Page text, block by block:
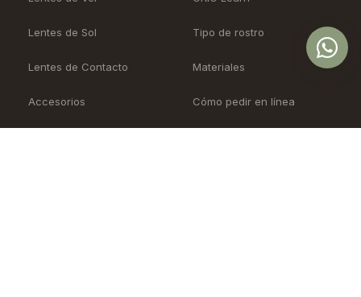
Lentes de Sol
Lentes de Contacto
Accesorios
Tipo de rostro
Materiales
Cómo pedir en línea